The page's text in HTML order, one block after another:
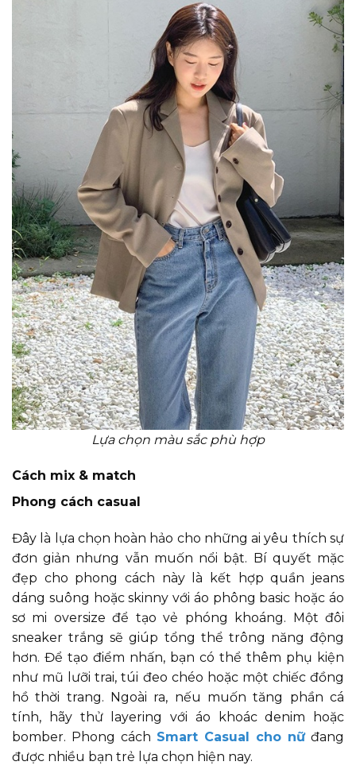
Lựa chọn màu sắc phù hợp
Cách mix & match
Phong cách casual
Đây là lựa chọn hoàn hảo cho những ai yêu thích sự
đơn giản nhưng vẫn muốn nổi bật. Bí quyết mặc
đẹp cho phong cách này là kết hợp quần jeans
dáng suông hoặc skinny với áo phông basic hoặc áo
sơ mi oversize để tạo vẻ phóng khoáng. Một đôi
sneaker trắng sẽ giúp tổng thể trông năng động
hơn. Để tạo điểm nhấn, bạn có thể thêm phụ kiện
như mũ lưỡi trai, túi đeo chéo hoặc một chiếc đồng
hồ thời trang. Ngoài ra, nếu muốn tăng phần cá
tính, hãy thử layering với áo khoác denim hoặc
bomber. Phong cách Smart Casual cho nữđang
được nhiều bạn trẻ lựa chọn hiện nay.